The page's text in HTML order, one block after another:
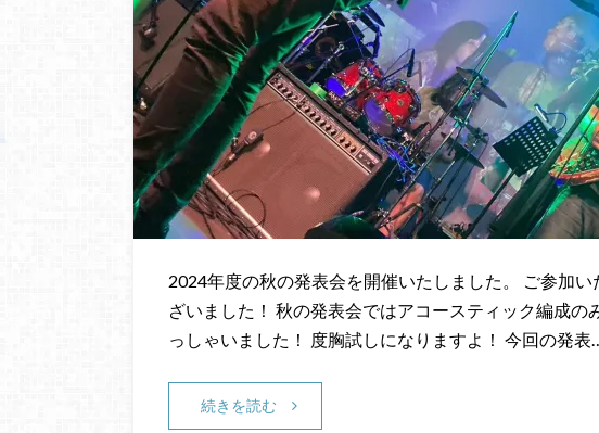
2024年度の秋の発表会を開催いたしました。 ご参加
ざいました！ 秋の発表会ではアコースティック編成の
っしゃいました！ 度胸試しになりますよ！ 今回の発表
続きを読む